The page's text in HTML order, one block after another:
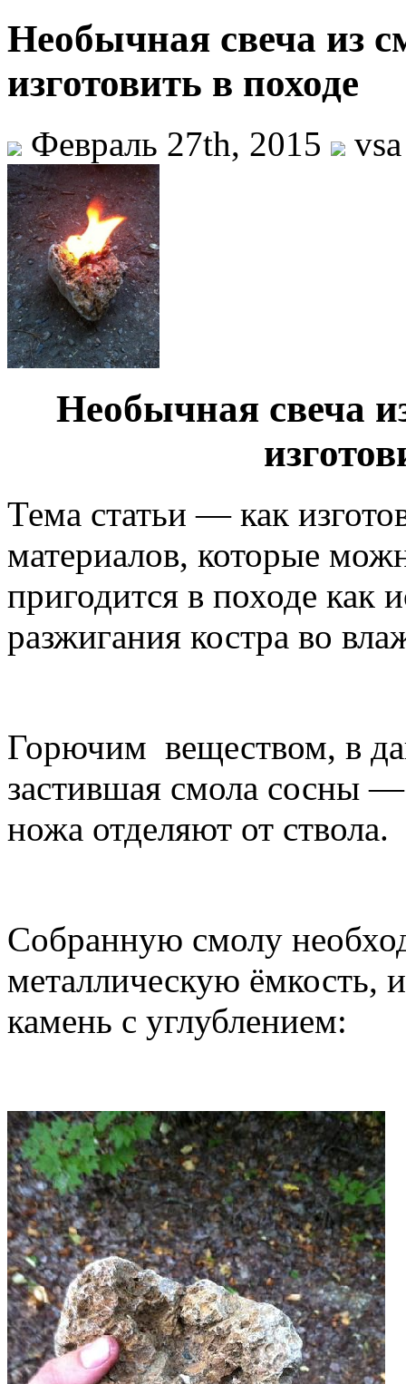
Необычная свеча из
изготовить в походе
Февраль 27th, 2015 vsa
Необычная свеча
Тема статьи — как
материалов, которые
пригодится в походе как
разжигания костра во
Горючим веществом, в
застившая cмола сосны
ножа отделяют от ствола.
Собранную смолу
металлическую ёмкость,
камень с углублением: